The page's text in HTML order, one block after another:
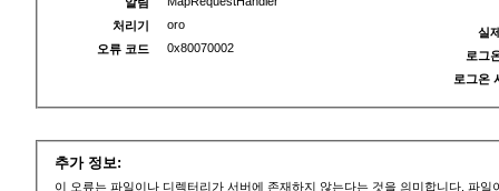
처리기
oro
오류 코드
0x80070002
실
로그
로그온
추가 정보:
이 오류는 파일이나 디렉터리가 서버에 존재하지 않는다는 것을 의미합니다. 파